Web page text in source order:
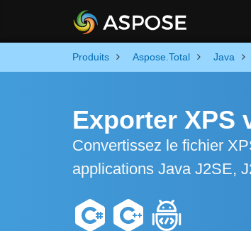
Produits Aspose.Total Java
Exporter XPS
Convertissez le fichier
applications Java J2SE,